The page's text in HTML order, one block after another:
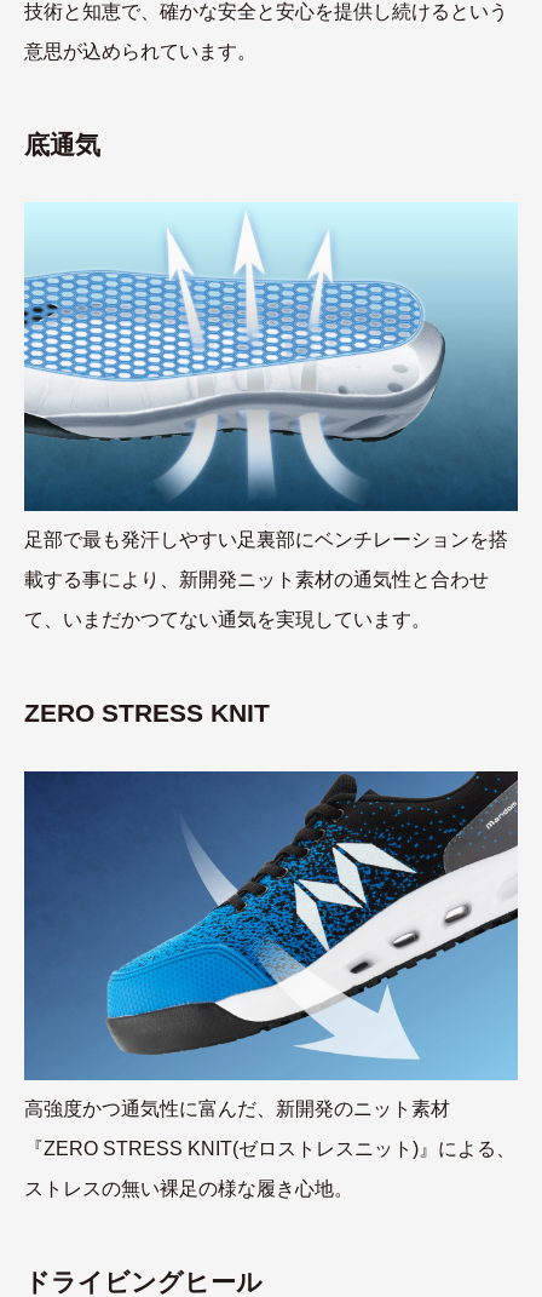
技術と知恵で、確かな安全と安心を提供し続けるという
意思が込められています。
底通気
足部で最も発汗しやすい足裏部にベンチレーションを搭
載する事により、新開発ニット素材の通気性と合わせ
て、いまだかつてない通気を実現しています。
ZERO STRESS KNIT
高強度かつ通気性に富んだ、新開発のニット素材
『ZERO STRESS KNIT(ゼロストレスニット)』による、
ストレスの無い裸足の様な履き心地。
ドライビングヒール